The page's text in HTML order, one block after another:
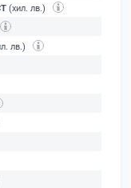
(хил. лв.)
лв.)